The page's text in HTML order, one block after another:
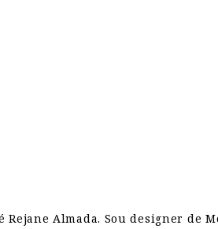
Rejane Almada. Sou designer de